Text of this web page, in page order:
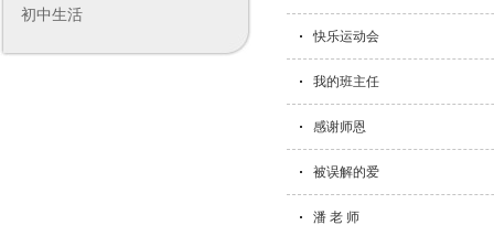
初中生活
快乐运动会
我的班主任
感谢师恩
被误解的爱
潘 老 师